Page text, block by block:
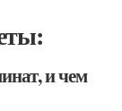
и чем